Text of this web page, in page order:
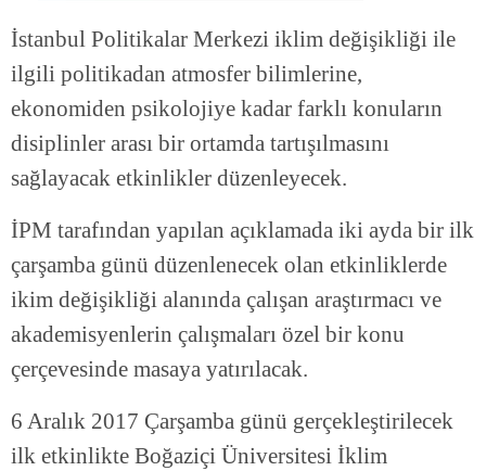
İstanbul Politikalar Merkezi iklim değişikliği ile
ilgili politikadan atmosfer bilimlerine,
ekonomiden psikolojiye kadar farklı konuların
disiplinler arası bir ortamda tartışılmasını
sağlayacak etkinlikler düzenleyecek.
İPM tarafından yapılan açıklamada iki ayda bir ilk
çarşamba günü düzenlenecek olan etkinliklerde
ikim değişikliği alanında çalışan araştırmacı ve
akademisyenlerin çalışmaları özel bir konu
çerçevesinde masaya yatırılacak.
6 Aralık 2017 Çarşamba günü gerçekleştirilecek
ilk etkinlikte Boğaziçi Üniversitesi İklim